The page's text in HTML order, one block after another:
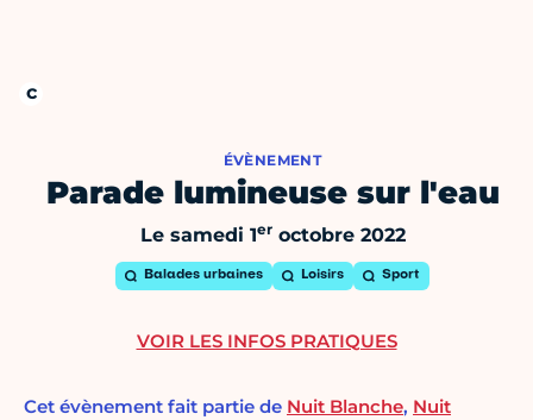
ÉVÈNEMENT
Parade lumineuse sur l'eau
Le samedi 1eroctobre 2022
Balades urbaines Loisirs Sport
Cet évènement fait partie de Nuit Blanche, Nuit
VOIR LES INFOS PRATIQUES